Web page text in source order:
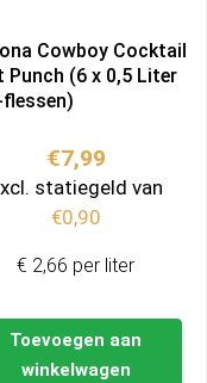
Cowboy Cocktail
Punch (6 x 0,5 Liter
flessen)
€7,99
statiegeld van
€0,90
Toevoegen aan
winkelwagen
€ 2,66 per liter